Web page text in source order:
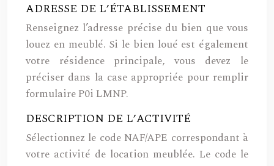
ADRESSE DE L’ÉTABLISSEMENT
Renseignez l’adresse précise du bien que vous
louez en meublé. Si le bien loué est également
votre résidence principale, vous devez le
préciser dans la case appropriée pour remplir
formulaire P0i LMNP.
DESCRIPTION DE L’ACTIVITÉ
Sélectionnez le code NAF/APE correspondant à
votre activité de location meublée. Le code le